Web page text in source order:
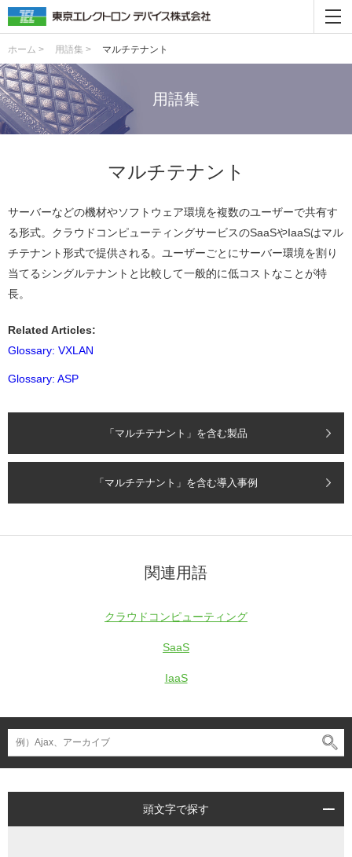
ホーム > 用語集 > マルチテナント
用語集
マルチテナント
サーバーなどの機材やソフトウェア環境を複数のユーザーで共有す
る形式。クラウドコンピューティングサービスのSaaSやIaaSはマル
チテナント形式で提供される。ユーザーごとにサーバー環境を割り
当てるシングルテナントと比較して一般的に低コストなことが特
長。
Related Articles:
Glossary: VXLAN
Glossary: ASP
「マルチテナント」を含む製品
「マルチテナント」を含む導入事例
関連用語
クラウドコンピューティング
SaaS
IaaS
頭文字で探す